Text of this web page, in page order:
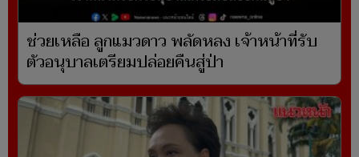
ช่วยเหลือ ลูกแมวดาว พลัดหลง เจ้าหน้าที่รับ
ตัวอนุบาลเตรียมปล่อยคืนสู่ป่า